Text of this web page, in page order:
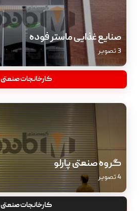
صنایع غذایی ماستر فوده
3 تصویر
کارخانجات صنعتی
گروه صنعتی پارلو
4 تصویر
کارخانجات صنعتی